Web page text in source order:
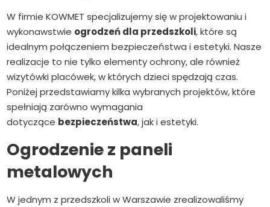
W firmie KOWMET specjalizujemy się w projektowaniu i
wykonawstwie ogrodzeń dla przedszkoli, które są
idealnym połączeniem bezpieczeństwa i estetyki. Nasze
realizacje to nie tylko elementy ochrony, ale również
wizytówki placówek, w których dzieci spędzają czas.
Poniżej przedstawiamy kilka wybranych projektów, które
spełniają zarówno wymagania
dotyczące bezpieczeństwa, jak i estetyki.
Ogrodzenie z paneli
metalowych
W jednym z przedszkoli w Warszawie zrealizowaliśmy